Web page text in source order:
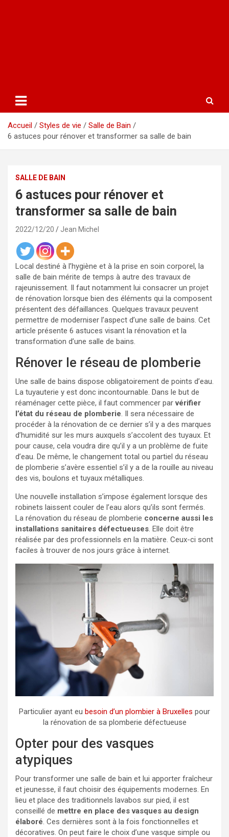
Accueil Styles de vie
Salle de Bain
6 astuces pour rénover et transformer sa salle de bain
SALLE DE BAIN
6 astuces pour rénover et
transformer sa salle de bain
2022/12/20 Jean Michel
Local destiné à l’hygiène et à la prise en soin corporel, la
salle de bain mérite de temps à autre des travaux de
rajeunissement. Il faut notamment lui consacrer un projet
de rénovation lorsque bien des éléments qui la composent
présentent des défaillances. Quelques travaux peuvent
permettre de moderniser l’aspect d’une salle de bains. Cet
article présente 6 astuces visant la rénovation et la
transformation d’une salle de bains.
Rénover le réseau de plomberie
Une salle de bains dispose obligatoirement de points d’eau.
La tuyauterie y est donc incontournable. Dans le but de
réaménager cette pièce, il faut commencer parvérifier
l’état du réseau de plomberie. Il sera nécessaire de
procéder à la rénovation de ce dernier s’il y a des marques
d’humidité sur les murs auxquels s’accolent des tuyaux. Et
pour cause, cela voudra dire qu’il y a un problème de fuite
d’eau. De même, le changement total ou partiel du réseau
de plomberie s’avère essentiel s’il y a de la rouille au niveau
des vis, boulons et tuyaux métalliques.
Une nouvelle installation s’impose également lorsque des
robinets laissent couler de l’eau alors qu’ils sont fermés.
La rénovation du réseau de plomberie concerne aussi les
installations sanitaires défectueuses. Elle doit être
réalisée par des professionnels en la matière. Ceux-ci sont
faciles à trouver de nos jours grâce à internet.
Particulier ayant eu besoin d’un plombier à Bruxelles pour
la rénovation de sa plomberie défectueuse
Opter pour des vasques
atypiques
Pour transformer une salle de bain et lui apporter fraîcheur
et jeunesse, il faut choisir des équipements modernes. En
lieu et place des traditionnels lavabos sur pied, il est
conseillé de mettre en place des vasques au design
élaboré. Ces dernières sont à la fois fonctionnelles et
décoratives. On peut faire le choix d’une vasque simple ou